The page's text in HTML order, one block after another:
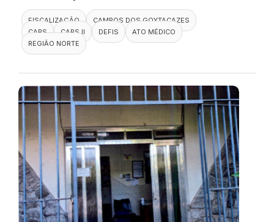
FISCALIZAÇÃO
CAMPOS DOS GOYTACAZES
CAPS
CAPS II DEFIS
ATO MÉDICO
REGIÃO NORTE